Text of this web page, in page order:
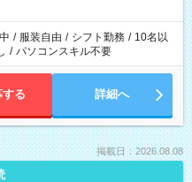
間。 合計で週40時間を超える場
/ 服装自由 / シフト勤務 / 10名以
/ パソコンスキル不要
する 詳細へ
掲載日：2026.08.08